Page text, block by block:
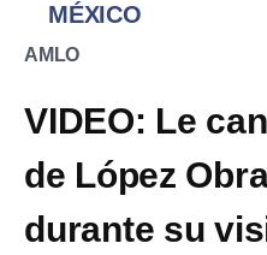
MÉXICO
AMLO
VIDEO: Le
de López
durante su